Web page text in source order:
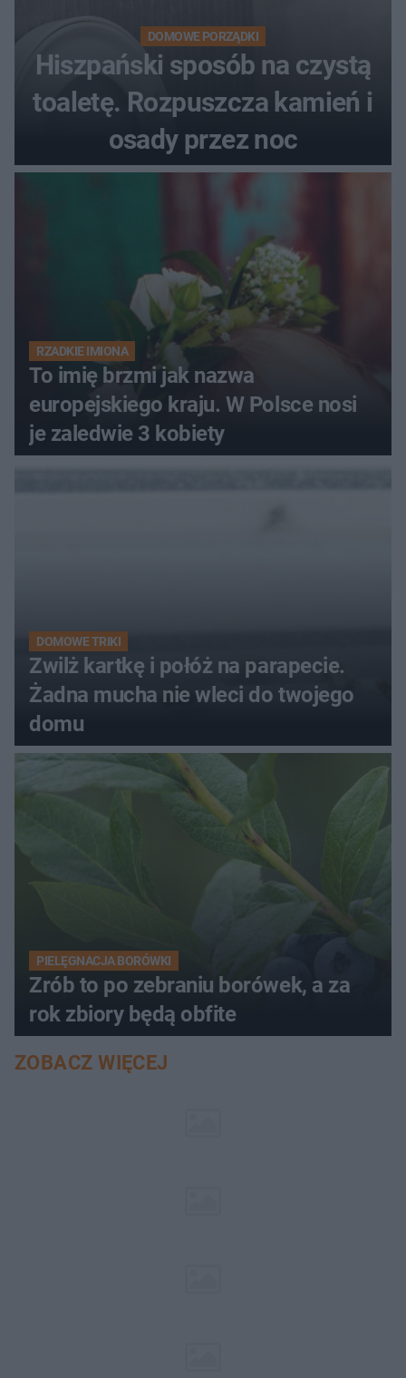
DOMOWE PORZĄDKI
Hiszpański sposób na czystą
toaletę. Rozpuszcza kamień i
osady przez noc
RZADKIE IMIONA
To imię brzmi jak nazwa
europejskiego kraju. W Polsce nosi
je zaledwie 3 kobiety
DOMOWE TRIKI
Zwilż kartkę i połóż na parapecie.
Żadna mucha nie wleci do twojego
domu
PIELĘGNACJA BORÓWKI
Zrób to po zebraniu borówek, a za
rok zbiory będą obfite
ZOBACZ WIĘCEJ